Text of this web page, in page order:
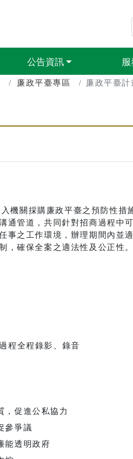
公告資訊
廉政平臺專區
廉政平臺計
機關採購廉政平臺之預防性措
通管道，共同針對招商過程中
事之工作環境，辦理期間內並
，確保全案之適法性及公正性。
程全程錄影、錄音
，促進公私協力
參爭議
能透明政府